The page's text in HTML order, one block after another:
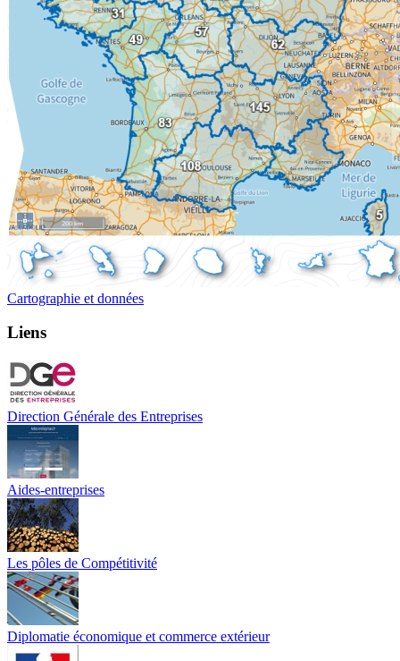
Cartographie et données
Liens
Direction Générale des Entreprises
Aides-entreprises
Les pôles de Compétitivité
Diplomatie économique et commerce extérieur